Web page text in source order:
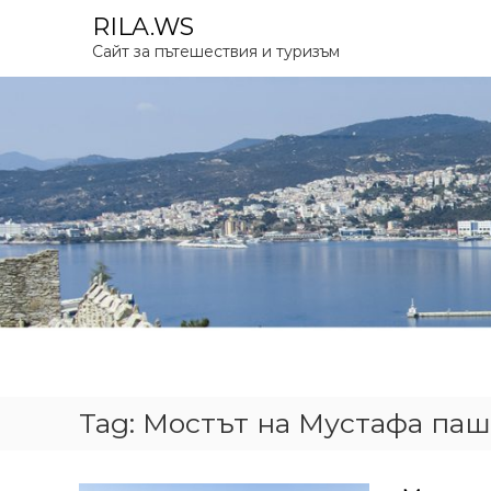
p
c
o
n
t
e
n
t
RILA.WS
Сайт за пътешествия и туризъм
Tag: Мостът на Мустафа